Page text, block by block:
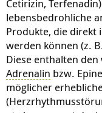
Cetirizin,
lebensbedrohliche
Produkte, die direkt
werden können (z.
Diese enthalten
Adrenalin bzw.
möglicher